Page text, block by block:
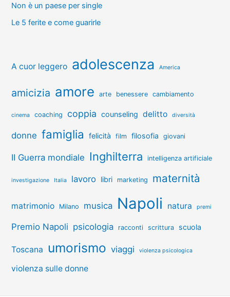
Non è un paese per single
Le 5 ferite e come guarirle
A cuor leggero adolescenza America
amicizia amore arte benessere cambiamento
cinema coaching coppia counseling delitto diversità
donne famiglia felicità film filosofia giovani
II Guerra mondiale Inghilterra intelligenza artificiale
investigazione Italia lavoro libri marketing maternità
matrimonio Milano musica Napoli natura premi
Premio Napoli psicologia racconti scrittura scuola
Toscana umorismo viaggi violenza psicologica
violenza sulle donne